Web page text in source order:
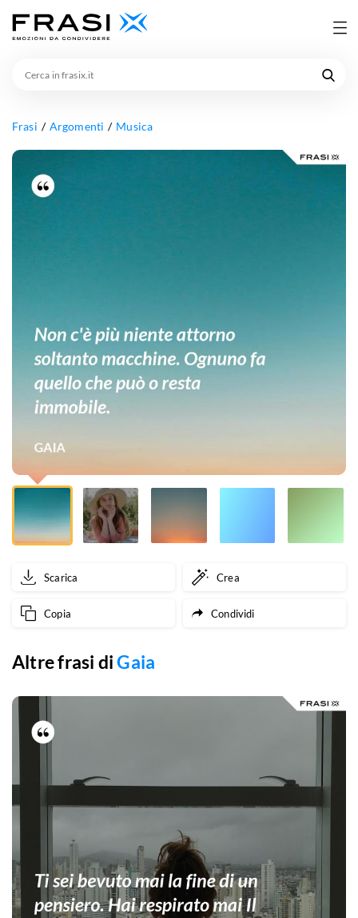
Frasi Argomenti Musica
Non
c'è
soltanto
macchine.
Ognuno
fa
quello
che
può
o
resta
immobile.
Scarica Crea
Copia Condividi
Altre frasi diGaia